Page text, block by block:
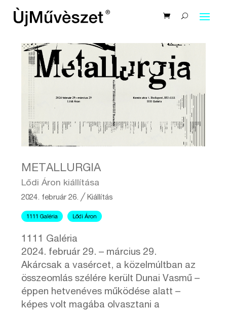
METALLURGIA
Lődi Áron kiállítása
2024. február 26. ╱Kiállítás
1111 Galéria Lődi Áron
1111 Galéria
2024. február 29. – március 29.
Akárcsak a vasércet, a közelmúltban az
összeomlás szélére került Dunai Vasmű –
éppen hetvenéves működése alatt –
képes volt magába olvasztani a